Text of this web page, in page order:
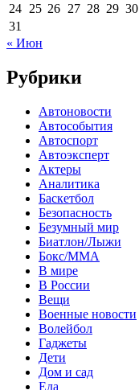
24 25 26 27 28 29 30
31
« Июн
Рубрики
Автоновости
Автособытия
Автоспорт
Автоэксперт
Актеры
Аналитика
Баскетбол
Безопасность
Безумный мир
Биатлон/Лыжи
Бокс/MMA
В мире
В России
Вещи
Военные новости
Волейбол
Гаджеты
Дети
Дом и сад
Еда